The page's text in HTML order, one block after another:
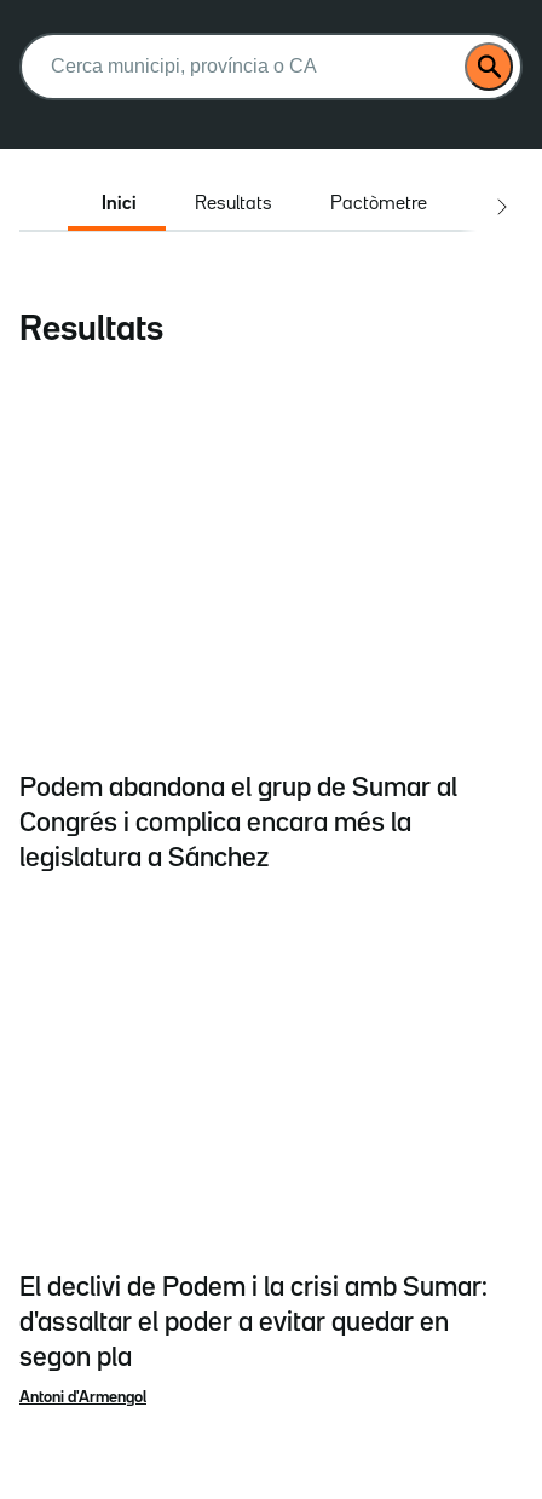
Buscar:
Inici Resultats Pactòmetre
Resultats
Podem abandona el grup de Sumar al
Congrés i complica encara més la
legislatura a Sánchez
El declivi de Podem i la crisi amb Sumar:
d'assaltar el poder a evitar quedar en
segon pla
Antoni d'Armengol